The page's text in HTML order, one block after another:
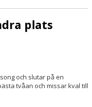
plats
och slutar på en
tvåan och missar kval till